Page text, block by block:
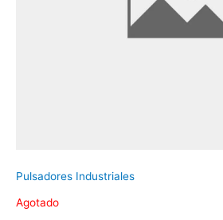
Pulsadores Industriales
Agotado